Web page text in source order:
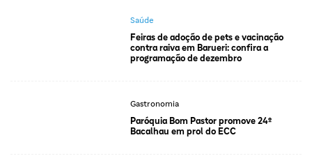
Saúde
Feiras de adoção de pets e vacinação
contra raiva em Barueri: confira a
programação de dezembro
Gastronomia
Paróquia Bom Pastor promove 24º
Bacalhau em prol do ECC